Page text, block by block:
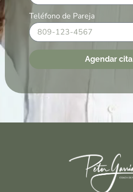
Teléfono de Pareja
Agendar cita